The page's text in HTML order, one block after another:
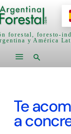
forestal, foresto-
y América